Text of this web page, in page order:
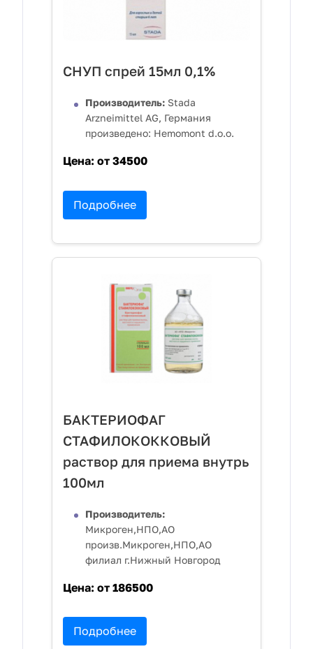
СНУП спрей 15мл 0,1%
Производитель: Stada
Arzneimittel AG, Германия
произведено: Hemomont d.o.o.
Цена: от 34500
Подробнее
БАКТЕРИОФАГ
СТАФИЛОКОККОВЫЙ
раствор для приема внутрь
100мл
Производитель:
Микроген,НПО,АО
произв.Микроген,НПО,АО
филиал г.Нижный Новгород
Цена: от 186500
Подробнее